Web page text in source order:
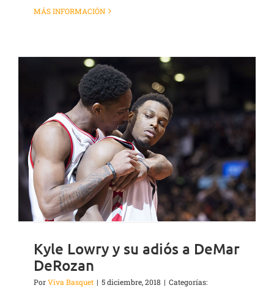
MÁS INFORMACIÓN
Kyle Lowry y su adiós a DeMar
DeRozan
PorViva Basquet | 5 diciembre, 2018 | Categorías: